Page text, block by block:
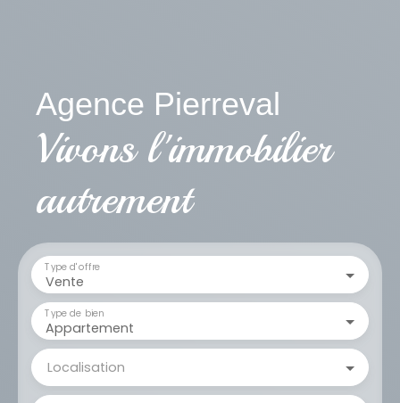
Agence Pierreval
Vivons l'immobilier
autrement
Vente
Type d'offre
Appartement
Type de bien
Localisation